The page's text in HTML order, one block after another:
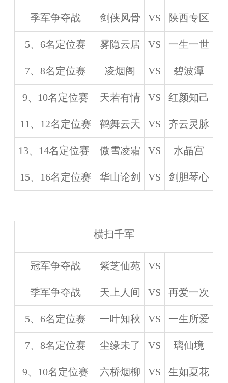
季军争夺战 剑侠风骨 VS 陕西专区
5、6名定位赛 雾隐云居 VS 一生一世
7、8名定位赛 凌烟阁 VS 碧波潭
9、10名定位赛 天若有情 VS 红颜知己
11、12名定位赛 鹤舞云天 VS 齐云灵脉
13、14名定位赛 傲雪凌霜 VS 水晶宫
15、16名定位赛 华山论剑 VS 剑胆琴心
横扫千军
冠军争夺战 紫芝仙苑 VS
季军争夺战 天上人间 VS 再爱一次
5、6名定位赛 一叶知秋 VS 一生所爱
7、8名定位赛 尘缘未了 VS 璃仙境
9、10名定位赛 六桥烟柳 VS 生如夏花